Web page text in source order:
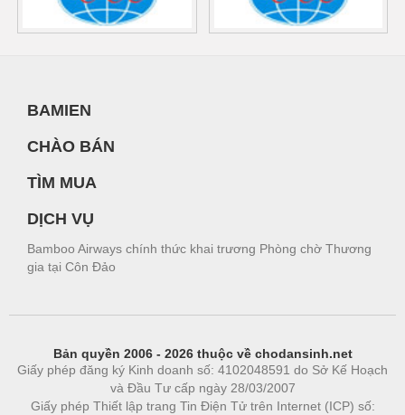
BAMIEN
CHÀO BÁN
TÌM MUA
DỊCH VỤ
Bamboo Airways chính thức khai trương Phòng chờ Thương
gia tại Côn Đảo
Bản quyền 2006 - 2026 thuộc về chodansinh.net
Giấy phép đăng ký Kinh doanh số: 4102048591 do Sở Kế Hoạch
và Đầu Tư cấp ngày 28/03/2007
Giấy phép Thiết lập trang Tin Điện Tử trên Internet (ICP) số: